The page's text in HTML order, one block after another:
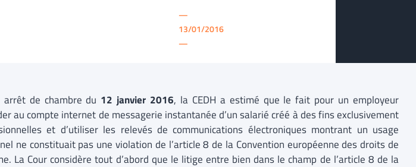
—
13/01/2016
—
arrêt de chambre du 12 janvier 2016, la CEDH a estimé que le fait pour un employeur
au compte internet de messagerie instantanée d’un salarié créé à des fins exclusivement
et d’utiliser les relevés de communications électroniques montrant un usage
ne constituait pas une violation de l’article 8 de la Convention européenne des droits de
La Cour considère tout d’abord que le litige entre bien dans le champ de l’article 8 de la